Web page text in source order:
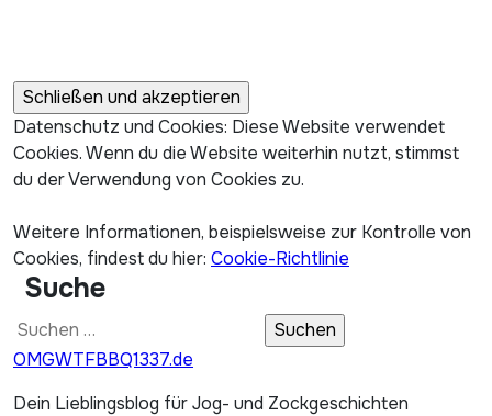
Datenschutz und Cookies: Diese Website verwendet
Cookies. Wenn du die Website weiterhin nutzt, stimmst
du der Verwendung von Cookies zu.
Weitere Informationen, beispielsweise zur Kontrolle von
Cookies, findest du hier: Cookie-Richtlinie
Suche
Suchen
nach:
OMGWTFBBQ1337.de
Dein Lieblingsblog für Jog- und Zockgeschichten